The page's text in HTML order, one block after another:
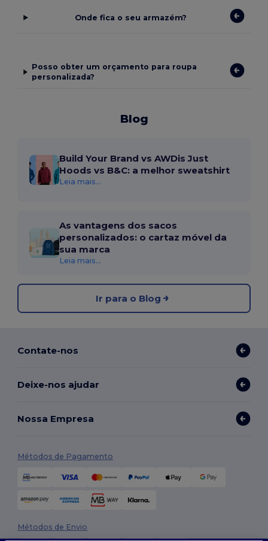
Onde fica o seu armazém?
Posso obter um orçamento para roupa
personalizada?
Blog
Build Your Brand vs AWDis Just
Hoods vs B&C: a melhor sweatshirt
Leia mais...
As vantagens dos sacos
personalizados: o cartaz móvel da
sua marca
Leia mais...
Ir para o Blog
Contate-nos
Deixe-nos ajudar
Nossa Empresa
Métodos de Pagamento
Métodos de Envio